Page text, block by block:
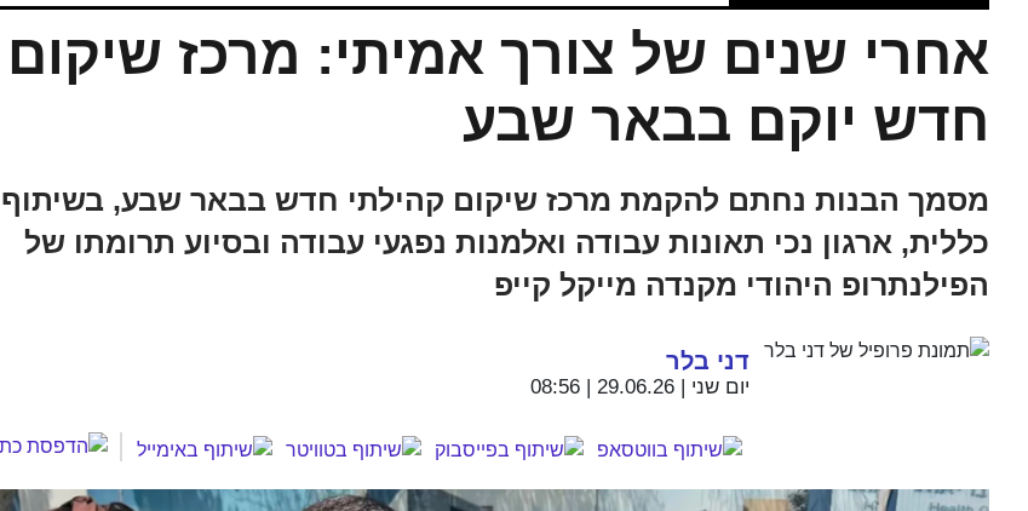
אחרי שנים של צורך אמיתי: מרכז שיקום
חדש יוקם בבאר שבע
מסמך הבנות נחתם להקמת מרכז שיקום קהילתי חדש בבאר שבע, בשיתוף
כללית, ארגון נכי תאונות עבודה ואלמנות נפגעי עבודה ובסיוע תרומתו של
הפילנתרופ היהודי מקנדה מייקל קייפ
דני בלר
יום שני | 29.06.26 | 08:56